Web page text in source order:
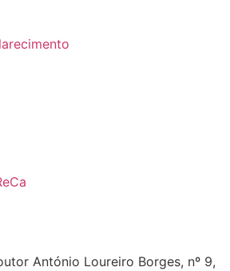
António Loureiro Borges, nº 9,